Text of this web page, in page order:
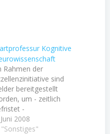
Kognitive
Rahmen der
sind
bereitgestellt
um - zeitlich
-
junge Wissenschaftler
2008
"Sonstiges"